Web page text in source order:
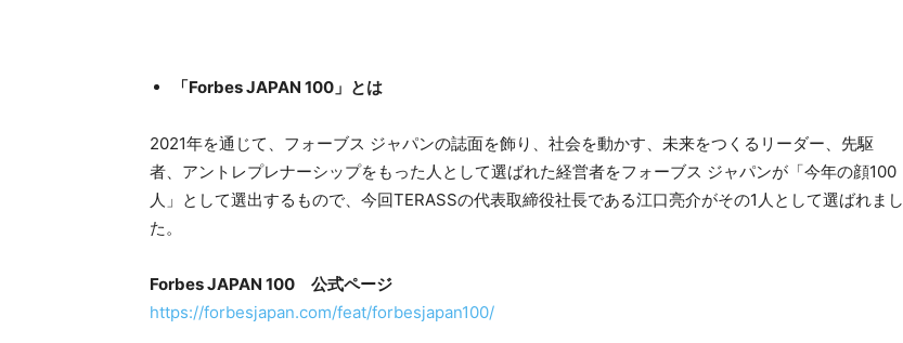
「Forbes JAPAN 100 」とは
2021年を通じて、フォーブス ジャパンの誌面を飾り、社会を動かす、未来をつくるリーダー、先駆
者、アントレプレナーシップをもった人として選ばれた経営者をフォーブス ジャパンが「今年の顔100
人」として選出するもので、今回TERASSの代表取締役社長である江口亮介がその1人として選ばれまし
た。
Forbes JAPAN 100 公式ページ
https://forbesjapan.com/feat/forbesjapan100/